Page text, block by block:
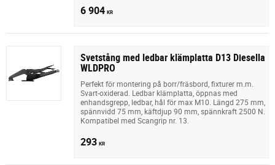
6 904 KR
Svetstång med ledbar klämplatta D13 Diesella
WLDPRO
Perfekt för montering på borr/fräsbord, fixturer m.m.
Svart-oxiderad. Ledbar klämplatta, öppnas med
enhandsgrepp, ledbar, hål för max M10. Längd 275 mm,
spännvidd 75 mm, käftdjup 90 mm, spännkraft 2500 N.
Kompatibel med Scangrip nr. 13.
293 KR